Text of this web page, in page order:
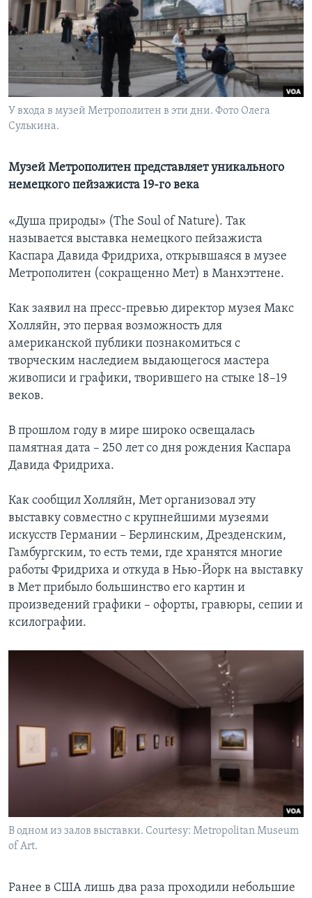
Learning English
СОЦИАЛЬНЫЕ СЕТИ
Языки
У входа в музей Метрополитен в эти дни. Фото Олега
Сулькина.
Музей Метрополитен представляет уникального
немецкого пейзажиста 19-го века
«Душа природы» (The Soul of Nature). Так
называется выставка немецкого пейзажиста
Каспара Давида Фридриха, открывшаяся в музее
Метрополитен (сокращенно Мет) в Манхэттене.
Как заявил на пресс-превью директор музея Макс
Холляйн, это первая возможность для
американской публики познакомиться с
творческим наследием выдающегося мастера
живописи и графики, творившего на стыке 18–19
веков.
В прошлом году в мире широко освещалась
памятная дата – 250 лет со дня рождения Каспара
Давида Фридриха.
Как сообщил Холляйн, Мет организовал эту
выставку совместно с крупнейшими музеями
искусств Германии – Берлинским, Дрезденским,
Гамбургским, то есть теми, где хранятся многие
работы Фридриха и откуда в Нью-Йорк на выставку
в Мет прибыло большинство его картин и
произведений графики – офорты, гравюры, сепии и
ксилографии.
В одном из залов выставки. Courtesy: Metropolitan Museum
of Art.
Ранее в США лишь два раза проходили небольшие